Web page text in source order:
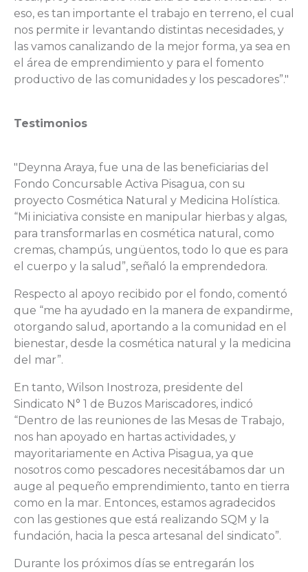
eso, es tan importante el trabajo en terreno, el cual
nos permite ir levantando distintas necesidades, y
las vamos canalizando de la mejor forma, ya sea en
el área de emprendimiento y para el fomento
productivo de las comunidades y los pescadores”."
Testimonios
"Deynna Araya, fue una de las beneficiarias del
Fondo Concursable Activa Pisagua, con su
proyecto Cosmética Natural y Medicina Holística.
“Mi iniciativa consiste en manipular hierbas y algas,
para transformarlas en cosmética natural, como
cremas, champús, ungüentos, todo lo que es para
el cuerpo y la salud”, señaló la emprendedora.
Respecto al apoyo recibido por el fondo, comentó
que “me ha ayudado en la manera de expandirme,
otorgando salud, aportando a la comunidad en el
bienestar, desde la cosmética natural y la medicina
del mar”.
En tanto, Wilson Inostroza, presidente del
Sindicato N° 1 de Buzos Mariscadores, indicó
“Dentro de las reuniones de las Mesas de Trabajo,
nos han apoyado en hartas actividades, y
mayoritariamente en Activa Pisagua, ya que
nosotros como pescadores necesitábamos dar un
auge al pequeño emprendimiento, tanto en tierra
como en la mar. Entonces, estamos agradecidos
con las gestiones que está realizando SQM y la
fundación, hacia la pesca artesanal del sindicato”.
Durante los próximos días se entregarán los